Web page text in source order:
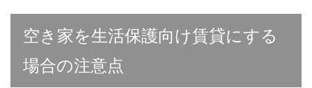
空き家を生活保護向け賃貸にする
場合の注意点